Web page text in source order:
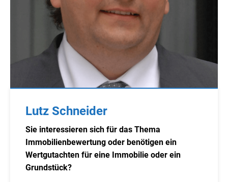
Lutz Schneider
Sie interessieren sich für das Thema
Immobilienbewertung oder benötigen ein
Wertgutachten für eine Immobilie oder ein
Grundstück?